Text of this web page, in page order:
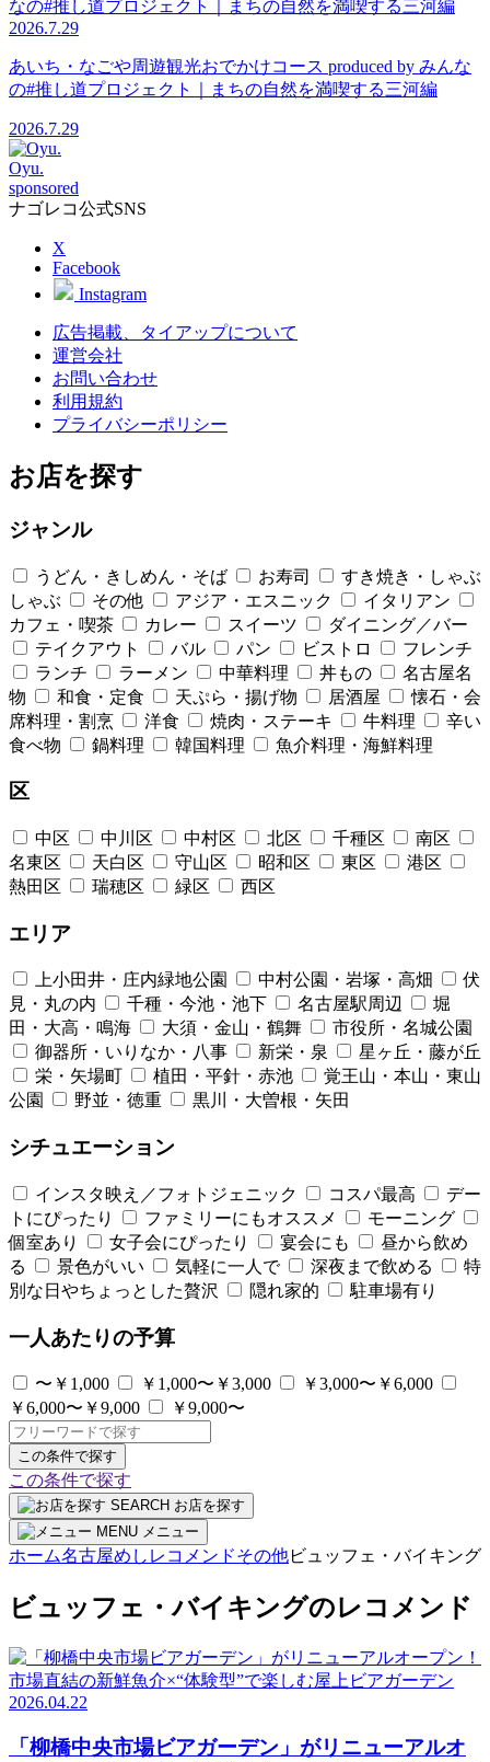
2026.7.29
あいち・なごや周遊観光おでかけコース produced by みんな
の#推し道プロジェクト｜まちの自然を満喫する三河編
2026.7.29
Oyu.
sponsored
ナゴレコ公式SNS
X
Facebook
Instagram
広告掲載、タイアップについて
運営会社
お問い合わせ
利用規約
プライバシーポリシー
お店を探す
ジャンル
うどん・きしめん・そば お寿司
すき焼き・しゃぶ
しゃぶ
その他 アジア・エスニック
イタリアン
カフェ・喫茶
カレー スイーツ
ダイニング／バー
テイクアウト
バル パン ビストロ
フレンチ
ランチ
ラーメン 中華料理 丼もの
名古屋名
物
和食・定食 天ぷら・揚げ物 居酒屋
懐石・会
席料理・割烹
洋食 焼肉・ステーキ 牛料理
辛い
食べ物
鍋料理 韓国料理 魚介料理・海鮮料理
区
中区 中川区 中村区 北区 千種区
南区
名東区
天白区 守山区 昭和区 東区
港区
熱田区
瑞穂区 緑区 西区
エリア
上小田井・庄内緑地公園 中村公園・岩塚・高畑
伏
見・丸の内
千種・今池・池下 名古屋駅周辺
堀
田・大高・鳴海
大須・金山・鶴舞
市役所・名城公園
御器所・いりなか・八事
新栄・泉
星ヶ丘・藤が丘
栄・矢場町
植田・平針・赤池
覚王山・本山・東山
公園
野並・徳重 黒川・大曽根・矢田
シチュエーション
インスタ映え／フォトジェニック コスパ最高
デー
トにぴったり
ファミリーにもオススメ
モーニング
個室あり
女子会にぴったり 宴会にも
昼から飲め
る
景色がいい 気軽に一人で 深夜まで飲める
特
別な日やちょっとした贅沢
隠れ家的 駐車場有り
一人あたりの予算
〜￥1,000 ￥1,000〜￥3,000
￥3,000〜￥6,000
￥6,000〜￥9,000
￥9,000〜
この条件で探す
この条件で探す
SEARCH お店を探す
MENU メニュー
ホーム名古屋めしレコメンドその他ビュッフェ・バイキング
ビュッフェ・バイキングのレコメンド
2026.04.22
「柳橋中央市場ビアガーデン」がリニューアルオ